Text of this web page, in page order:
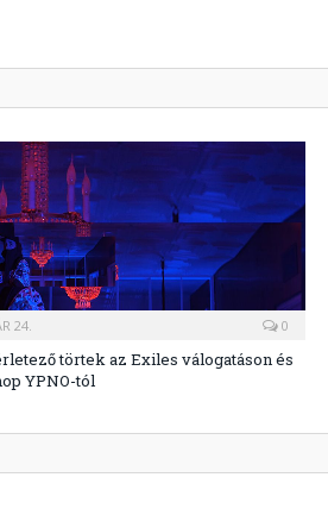
24. 0
törtek az Exiles válogatáson és
YPNO-tól